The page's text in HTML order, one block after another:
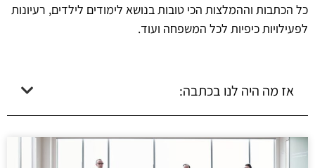
כל הכתבות וההמלצות הכי טובות בנושא לימודים לילדים, רעיונות
לפעילויות כיפיות לכל המשפחה ועוד.
אז מה היה לנו בכתבה: